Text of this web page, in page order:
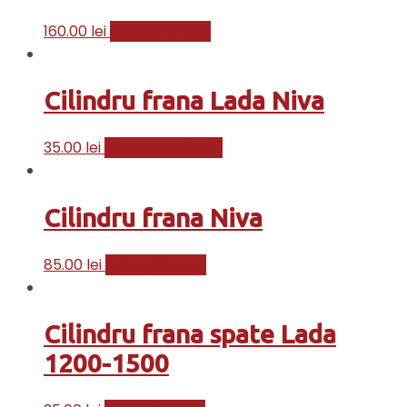
160.00 lei
Cilindru frana Lada Niva
35.00 lei
Cilindru frana Niva
85.00 lei
Cilindru frana spate Lada
1200-1500